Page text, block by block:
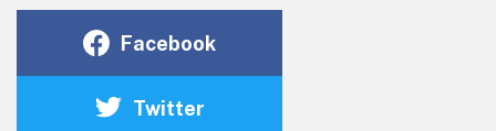
Facebook
Twitter